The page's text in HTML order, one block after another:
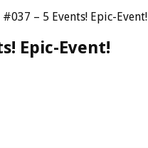
– 5 Events! Epic-Event!
Epic-Event!